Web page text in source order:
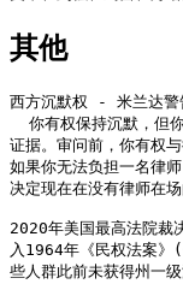
其他
西方沉默权 - 米兰达警
证据。审问前，你有权
如果你无法负担一名律
决定现在在没有律师在
2020年美国最高法院裁
入1964年《民权法案
些人群此前未获得州一